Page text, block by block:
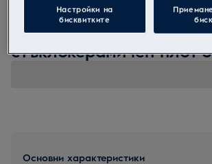
M3HCC301
Крем за почистване на
стъклокерамичен плот
Основни характеристики
Настройки на
бисквитките